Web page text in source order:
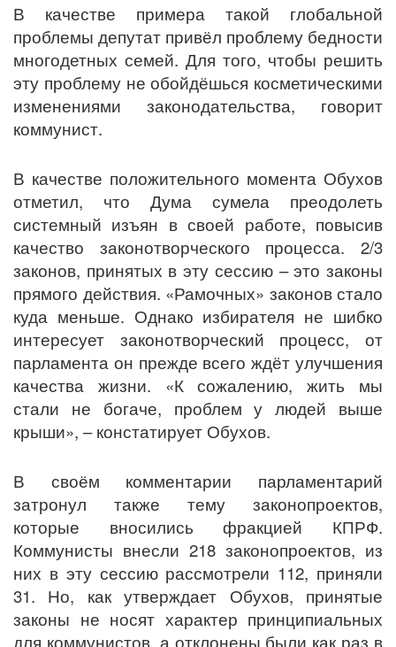
В качестве примера такой глобальной
проблемы депутат привёл проблему бедности
многодетных семей. Для того, чтобы решить
эту проблему не обойдёшься косметическими
изменениями законодательства, говорит
коммунист.
В качестве положительного момента Обухов
отметил, что Дума сумела преодолеть
системный изъян в своей работе, повысив
качество законотворческого процесса. 2/3
законов, принятых в эту сессию – это законы
прямого действия. «Рамочных» законов стало
куда меньше. Однако избирателя не шибко
интересует законотворческий процесс, от
парламента он прежде всего ждёт улучшения
качества жизни. «К сожалению, жить мы
стали не богаче, проблем у людей выше
крыши», – констатирует Обухов.
В своём комментарии парламентарий
затронул также тему законопроектов,
которые вносились фракцией КПРФ.
Коммунисты внесли 218 законопроектов, из
них в эту сессию рассмотрели 112, приняли
31. Но, как утверждает Обухов, принятые
законы не носят характер принципиальных
для коммунистов, а отклонены были как раз в